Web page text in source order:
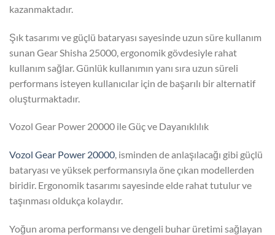
kazanmaktadır.
Şık tasarımı ve güçlü bataryası sayesinde uzun süre kullanım
sunan Gear Shisha 25000, ergonomik gövdesiyle rahat
kullanım sağlar. Günlük kullanımın yanı sıra uzun süreli
performans isteyen kullanıcılar için de başarılı bir alternatif
oluşturmaktadır.
Vozol Gear Power 20000 ile Güç ve Dayanıklılık
Vozol Gear Power 20000, isminden de anlaşılacağı gibi güçlü
bataryası ve yüksek performansıyla öne çıkan modellerden
biridir. Ergonomik tasarımı sayesinde elde rahat tutulur ve
taşınması oldukça kolaydır.
Yoğun aroma performansı ve dengeli buhar üretimi sağlayan